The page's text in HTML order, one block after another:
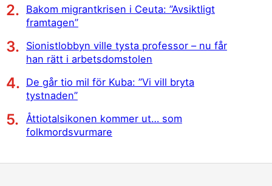
Bakom migrantkrisen i Ceuta: ”Avsiktligt
framtagen”
Sionistlobbyn ville tysta professor – nu får
han rätt i arbetsdomstolen
De går tio mil för Kuba: ”Vi vill bryta
tystnaden”
Åttiotalsikonen kommer ut… som
folkmordsvurmare